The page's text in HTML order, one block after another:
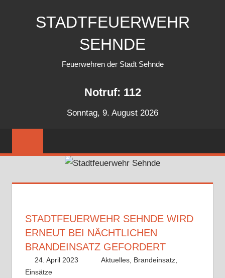
STADTFEUERWEHR
SEHNDE
Feuerwehren der Stadt Sehnde
Notruf: 112
Sonntag, 9. August 2026
STADTFEUERWEHR SEHNDE WIRD
ERNEUT BEI NÄCHTLICHEN
BRANDEINSATZ GEFORDERT
24. April 2023 Benedikt Nolle
Aktuelles, Brandeinsatz,
Einsätze